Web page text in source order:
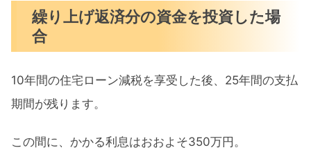
繰り上げ返済分の資金を投資した場
合
10年間の住宅ローン減税を享受した後、25年間の支払
期間が残ります。
この間に、かかる利息はおおよそ350万円。